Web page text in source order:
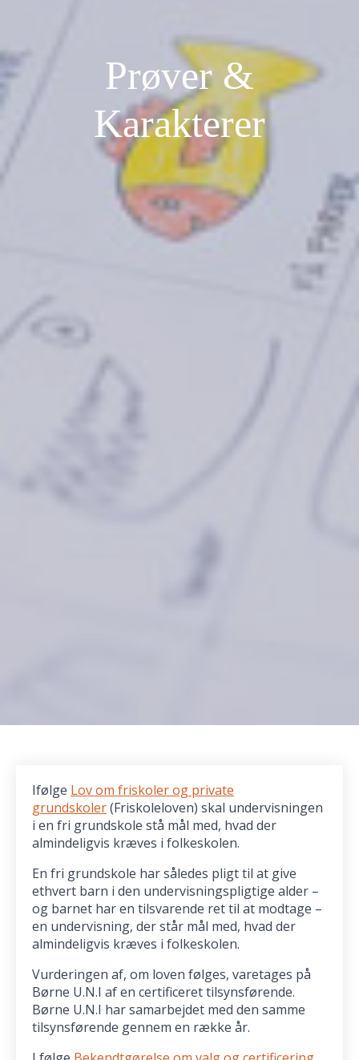
Prøver &
Karakterer
Ifølge Lov om friskoler og private
grundskoler(Friskoleloven) skal undervisningen
i en fri grundskole stå mål med, hvad der
almindeligvis kræves i folkeskolen.
En fri grundskole har således pligt til at give
ethvert barn i den undervisningspligtige alder –
og barnet har en tilsvarende ret til at modtage –
en undervisning, der står mål med, hvad der
almindeligvis kræves i folkeskolen.
Vurderingen af, om loven følges, varetages på
Børne U.N.I af en certificeret tilsynsførende.
Børne U.N.I har samarbejdet med den samme
tilsynsførende gennem en række år.